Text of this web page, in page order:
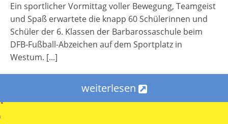
Ein sportlicher Vormittag voller Bewegung, Teamgeist
und Spaß erwartete die knapp 60 Schülerinnen und
Schüler der 6. Klassen der Barbarossaschule beim
DFB-Fußball-Abzeichen auf dem Sportplatz in
Westum. [...]
weiterlesen